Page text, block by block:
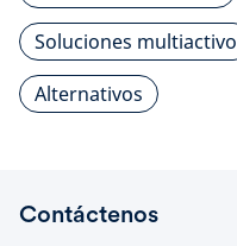
Soluciones multiactivo
Alternativos
Contáctenos